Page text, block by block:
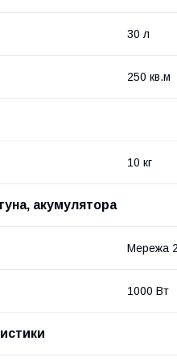
30 л
250 кв.м
10 кг
акумулятора
Мережа
1000 Вт